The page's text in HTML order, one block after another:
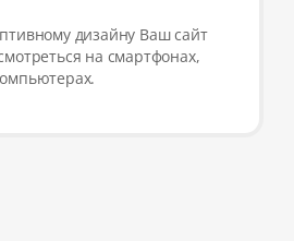
дизайну Ваш сайт
на смартфонах,